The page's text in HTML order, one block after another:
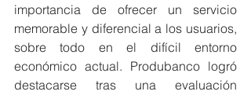
importancia de ofrecer un servicio
memorable y diferencial a los usuarios,
sobre todo en el difícil entorno
económico actual. Produbanco logró
destacarse tras una evaluación